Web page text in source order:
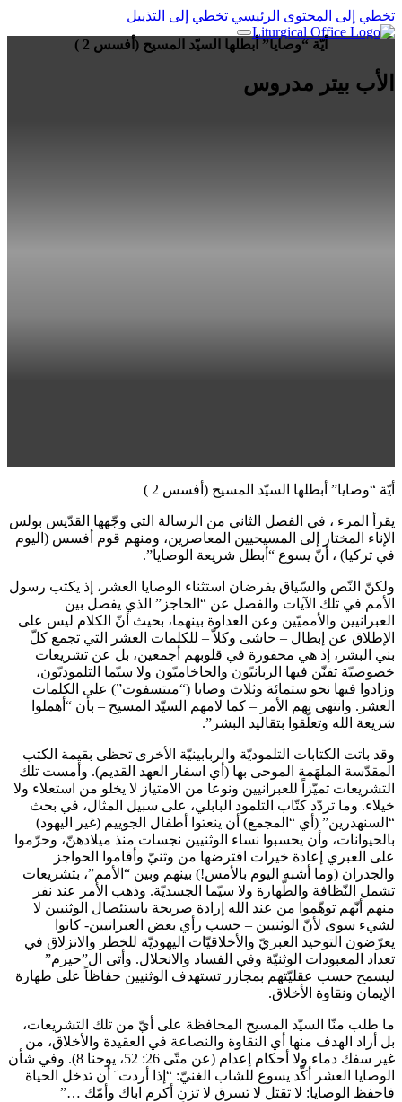
تخطي إلى المحتوى الرئيسي تخطي إلى التذييل
أيّة “وصايا” أبطلها السيّد المسيح (أفسس 2 )
الأب بيتر مدروس
أيّة “وصايا” أبطلها السيّد المسيح (أفسس 2 )
يقرأ المرء ، في الفصل الثاني من الرسالة التي وجّهها القدّيس بولس
الإناء المختار إلى المسيحيين المعاصرين، ومنهم قوم أفسس (اليوم
في تركيا) ، أنّ يسوع “أبطل شريعة الوصايا”.
ولكنّ النّص والسّياق يفرضان استثناء الوصايا العشر، إذ يكتب رسول
الأمم في تلك الآيات والفصل عن “الحاجز” الذي يفصل بين
العبرانيين والأمميّين وعن العداوة بينهما، بحيث أنّ الكلام ليس على
الإطلاق عن إبطال – حاشى وكلاّ – للكلمات العشر التي تجمع كلّ
بني البشر، إذ هي محفورة في قلوبهم أجمعين، بل عن تشريعات
خصوصيّة تفنّن فيها الربانيّون والحاخاميّون ولا سيّما التلموديّون،
وزادوا فيها نحو ستمائة وثلاث وصايا (“ميتسفوت”) على الكلمات
العشر. وانتهى بهم الأمر – كما لامهم السيّد المسيح – بأن “أهملوا
شريعة الله وتعلّقوا بتقاليد البشر”.
وقد باتت الكتابات التلموديّة والربابينيّة الأخرى تحظى بقيمة الكتب
المقدّسة الملهَمة الموحى بها (أي اسفار العهد القديم). وأمست تلك
التشريعات تميّزاً للعبرانيين ونوعا من الامتياز لا يخلو من استعلاء ولا
خيلاء. وما تردّد كتّاب التلمود البابلي، على سبيل المثال، في بحث
“السنهدرين” (أي “المجمع) أن ينعتوا أطفال الجوييم (غير اليهود)
بالحيوانات، وأن يحسبوا نساء الوثنيين نجسات منذ ميلادهنّ، وحرّموا
على العبري إعادة خيرات اقترضها من وثنيّ وأقاموا الحواجز
والجدران (وما أشبه اليوم بالأمس!) بينهم وبين “الأمم”، بتشريعات
تشمل النّظافة والطّهارة ولا سيّما الجسديّة. وذهب الأمر عند نفر
منهم أنّهم توهّموا من عند الله إرادة صريحة باستئصال الوثنيين لا
لشيء سوى لأنّ الوثنيين – حسب رأي بعض العبرانيين- كانوا
يعرّضون التوحيد العبريّ والأخلاقيّات اليهوديّة للخطر والانزلاق في
تعداد المعبودات الوثنيّة وفي الفساد والانحلال. وأتى ال”حيرم”
ليسمح حسب عقليّتهم بمجازر تستهدف الوثنيين حفاظاً على طهارة
الإيمان ونقاوة الأخلاق.
ما طلب منّا السيّد المسيح المحافظة على أيّ من تلك التشريعات،
بل أراد الهدف منها أي النقاوة والنصاعة في العقيدة والأخلاق، من
غير سفك دماء ولا أحكام إعدام (عن متّى 26: 52، يوحنا 8). وفي شأن
الوصايا العشر أكّد يسوع للشاب الغنيّ: “إذا أردت َ أن تدخل الحياة
فاحفظ الوصايا: لا تقتل لا تسرق لا تزنِ أكرم اباك وأمّك …”